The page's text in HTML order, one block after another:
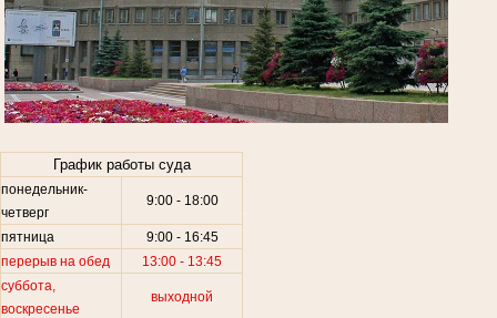
График работы суда
понедельник-
четверг
9:00 - 18:00
пятница
9:00 - 16:45
перерыв на обед
13:00 - 13:45
суббота,
воскресенье
выходной